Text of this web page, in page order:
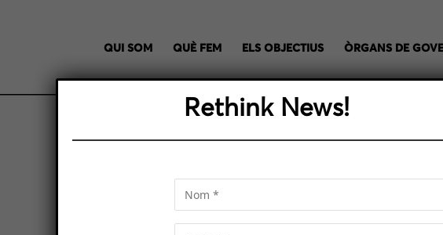
QUI SOM QUÈ FEM ELS OBJECTIUS ÒRGANS DE
Rethink News!